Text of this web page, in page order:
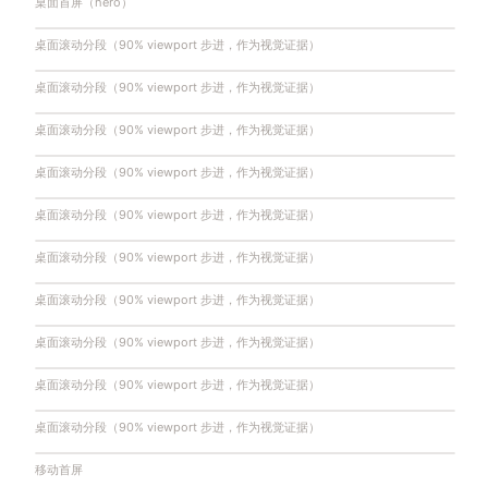
桌面滚动分段（90% viewport 步进，作为视觉证据）
桌面滚动分段（90% viewport 步进，作为视觉证据）
桌面滚动分段（90% viewport 步进，作为视觉证据）
桌面滚动分段（90% viewport 步进，作为视觉证据）
桌面滚动分段（90% viewport 步进，作为视觉证据）
桌面滚动分段（90% viewport 步进，作为视觉证据）
桌面滚动分段（90% viewport 步进，作为视觉证据）
桌面滚动分段（90% viewport 步进，作为视觉证据）
桌面滚动分段（90% viewport 步进，作为视觉证据）
桌面滚动分段（90% viewport 步进，作为视觉证据）
移动首屏